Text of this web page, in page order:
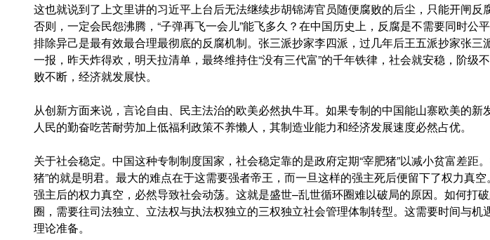
这也就说到了上文里讲的习近平上台后无法继续步胡锦涛官员随便腐败的后尘，只能开闸反
否则，一定会民怨沸腾，“子弹再飞一会儿”能飞多久？在中国历史上，反腐是不需要同时公平
排除异己是最有效最合理最彻底的反腐机制。张三派抄家李四派，过几年后王五派抄家张三
一报，昨天炸得欢，明天拉清单，最终维持住“没有三代富”的千年铁律，社会就安稳，阶级
败不断，经济就发展快。
从创新方面来说，言论自由、民主法治的欧美必然执牛耳。如果专制的中国能山寨欧美的新
人民的勤奋吃苦耐劳加上低福利政策不养懒人，其制造业能力和经济发展速度必然占优。
关于社会稳定。中国这种专制制度国家，社会稳定靠的是政府定期“宰肥猪”以减小贫富差距
猪”的就是明君。最大的难点在于这需要强者帝王，而一旦这样的强主死后便留下了权力真空
强主后的权力真空，必然导致社会动荡。这就是盛世–乱世循环圈难以破局的原因。如何打
圈，需要往司法独立、立法权与执法权独立的三权独立社会管理体制转型。这需要时间与机
理论准备。